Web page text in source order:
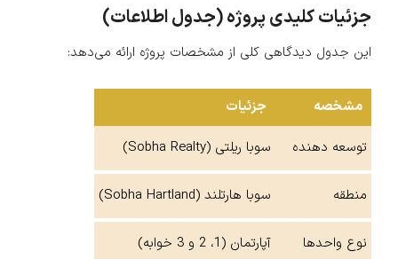
جزئیات کلیدی پروژه (جدول اطلاعات)
این جدول دیدگاهی کلی از مشخصات پروژه ارائه می‌دهد:
مشخصه
جزئیات
توسعه دهنده
سوبا ریلتی (Sobha Realty)
منطقه سوبا هارتلند (Sobha Hartland)
نوع واحدها آپارتمان (1، 2 و 3 خوابه)